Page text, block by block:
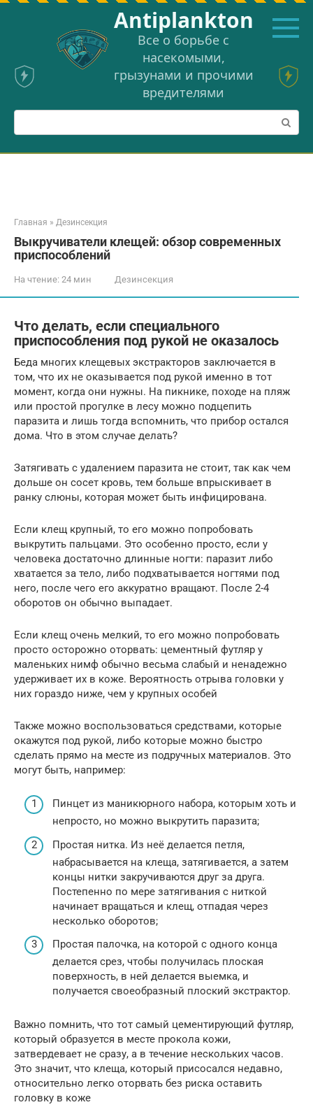
Перейти
Аntiplankton
Все о борьбе с
насекомыми,
грызунами и прочими
вредителями
Поиск:
Главная » Дезинсекция
Выкручиватели клещей: обзор современных
приспособлений
На чтение: 24 мин Дезинсекция
Что делать, если специального
приспособления под рукой не оказалось
Беда многих клещевых экстракторов заключается в
том, что их не оказывается под рукой именно в тот
момент, когда они нужны. На пикнике, походе на пляж
или простой прогулке в лесу можно подцепить
паразита и лишь тогда вспомнить, что прибор остался
дома. Что в этом случае делать?
Затягивать с удалением паразита не стоит, так как чем
дольше он сосет кровь, тем больше впрыскивает в
ранку слюны, которая может быть инфицирована.
Если клещ крупный, то его можно попробовать
выкрутить пальцами. Это особенно просто, если у
человека достаточно длинные ногти: паразит либо
хватается за тело, либо подхватывается ногтями под
него, после чего его аккуратно вращают. После 2-4
оборотов он обычно выпадает.
Если клещ очень мелкий, то его можно попробовать
просто осторожно оторвать: цементный футляр у
маленьких нимф обычно весьма слабый и ненадежно
удерживает их в коже. Вероятность отрыва головки у
них гораздо ниже, чем у крупных особей
Также можно воспользоваться средствами, которые
окажутся под рукой, либо которые можно быстро
сделать прямо на месте из подручных материалов. Это
могут быть, например:
Пинцет из маникюрного набора, которым хоть и
непросто, но можно выкрутить паразита;
Простая нитка. Из неё делается петля,
набрасывается на клеща, затягивается, а затем
концы нитки закручиваются друг за друга.
Постепенно по мере затягивания с ниткой
начинает вращаться и клещ, отпадая через
несколько оборотов;
Простая палочка, на которой с одного конца
делается срез, чтобы получилась плоская
поверхность, в ней делается выемка, и
получается своеобразный плоский экстрактор.
Важно помнить, что тот самый цементирующий футляр,
который образуется в месте прокола кожи,
затвердевает не сразу, а в течение нескольких часов.
Это значит, что клеща, который присосался недавно,
относительно легко оторвать без риска оставить
головку в коже